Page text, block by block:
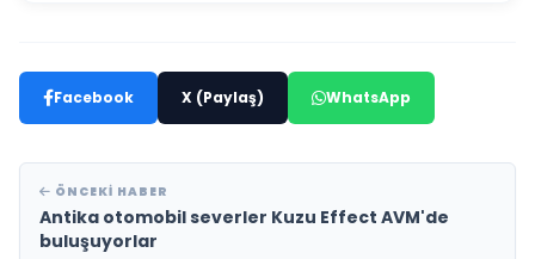
Facebook X (Paylaş) WhatsApp
ÖNCEKI HABER
Antika otomobil severler Kuzu Effect AVM'de
buluşuyorlar